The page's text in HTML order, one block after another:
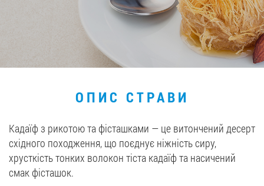
ХОРЕКА
Тендерні закупівлі
Контакти
ОПИС СТРАВИ
Кадаїф з рикотою та фісташками — це витончений десерт
східного походження, що поєднує ніжність сиру,
хрусткість тонких волокон тіста кадаїф та насичений
смак фісташок.